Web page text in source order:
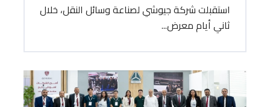
استقبلت شركة جيوشي لصناعة وسائل النقل، خلال
ثاني أيام معرض...